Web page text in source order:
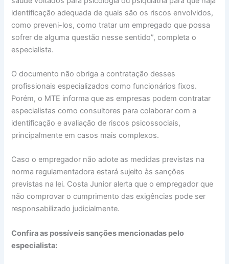
identificação adequada de quais são os riscos envolvidos,
como preveni-los, como tratar um empregado que possa
sofrer de alguma questão nesse sentido”, completa o
especialista.
O documento não obriga a contratação desses
profissionais especializados como funcionários fixos.
Porém, o MTE informa que as empresas podem contratar
especialistas como consultores para colaborar com a
identificação e avaliação de riscos psicossociais,
principalmente em casos mais complexos.
Caso o empregador não adote as medidas previstas na
norma regulamentadora estará sujeito às sanções
previstas na lei. Costa Junior alerta que o empregador que
não comprovar o cumprimento das exigências pode ser
responsabilizado judicialmente.
Confira as possíveis sanções mencionadas pelo
especialista: